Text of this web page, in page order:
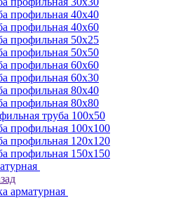
профильная 40х40
профильная 40х60
профильная 50х25
профильная 50х50
профильная 60x60
профильная 60х30
профильная 80х40
профильная 80х80
труба 100х50
профильная 100х100
профильная 120х120
профильная 150х150
арматурная